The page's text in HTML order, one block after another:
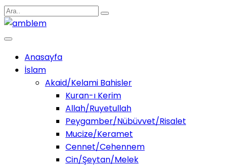
Anasayfa
İslam
Akaid/Kelami Bahisler
Kuran-ı Kerim
Allah/Ruyetullah
Peygamber/Nübüvvet/Risalet
Mucize/Keramet
Cennet/Cehennem
Cin/Şeytan/Melek